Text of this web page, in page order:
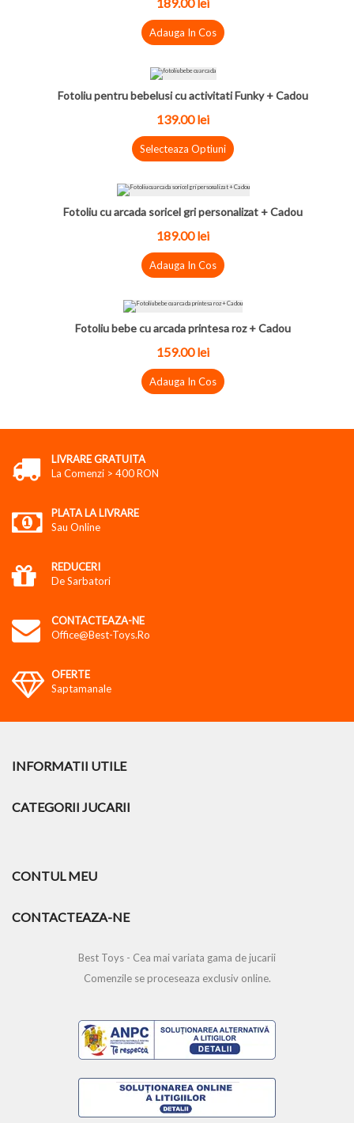
Adauga In Cos
Fotoliu pentru bebelusi cu activitati Funky + Cadou
139.00 lei
Selecteaza Optiuni
Fotoliu cu arcada soricel gri personalizat + Cadou
189.00 lei
Adauga In Cos
Fotoliu bebe cu arcada printesa roz + Cadou
159.00 lei
Adauga In Cos
LIVRARE GRATUITA
La Comenzi > 400 RON
PLATA LA LIVRARE
Sau Online
REDUCERI
De Sarbatori
CONTACTEAZA-NE
Office@best-Toys.ro
OFERTE
Saptamanale
INFORMATII UTILE
CATEGORII JUCARII
CONTUL MEU
CONTACTEAZA-NE
Best Toys - Cea mai variata gama de jucarii
Comenzile se proceseaza exclusiv online.